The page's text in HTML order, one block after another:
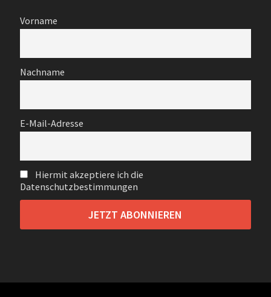
Vorname
Nachname
E-Mail-Adresse
Hiermit akzeptiere ich die
Datenschutzbestimmungen